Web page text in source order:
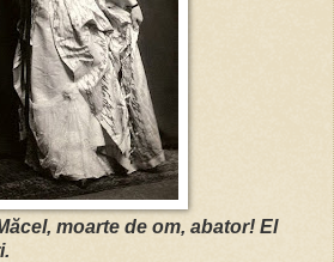
moarte de om, abator! El